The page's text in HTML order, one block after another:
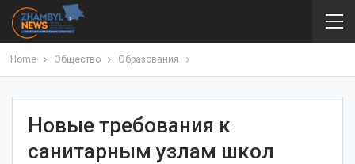
Home Общество Образования
Новые требования к
санитарным узлам школ